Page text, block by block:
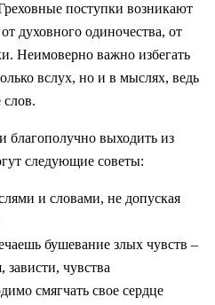
поступки возникают
духовного одиночества, от
Неимоверно важно избегать
вслух, но и в мыслях, ведь
благополучно выходить из
следующие советы:
и словами, не допуская
бушевание злых чувств –
чувства
смягчать свое сердце